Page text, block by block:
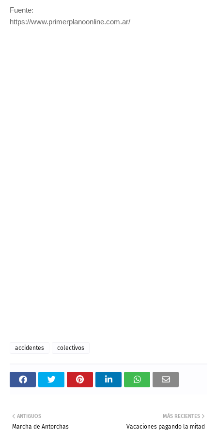
Fuente:
https://www.primerplanoonline.com.ar/
accidentes colectivos
MÁS RECIENTES
Vacaciones pagando la mitad
ANTIGUOS
Marcha de Antorchas